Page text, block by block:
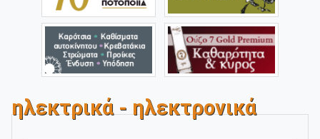
ηλεκτρικά - ηλεκτρονικά